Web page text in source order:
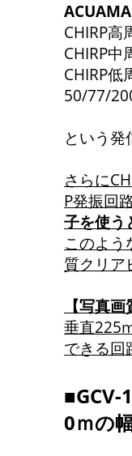
CHIRP
CHIRP
CHIRP
50/77/
という発
さらに
P発振回
子を使う
このよう
質クリア
【写真
垂直
できる回
■GCV-
0ｍの